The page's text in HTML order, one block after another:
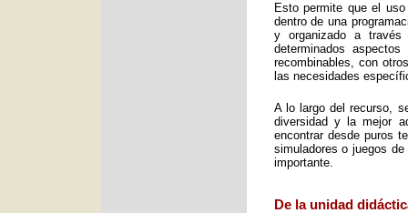
Esto permite que el
dentro de una
y organizado a
determinados
recombinables, con
las necesidades
A lo largo del recurso,
diversidad y la mejor
encontrar desde puros
simuladores o juegos
importante.
De la unidad